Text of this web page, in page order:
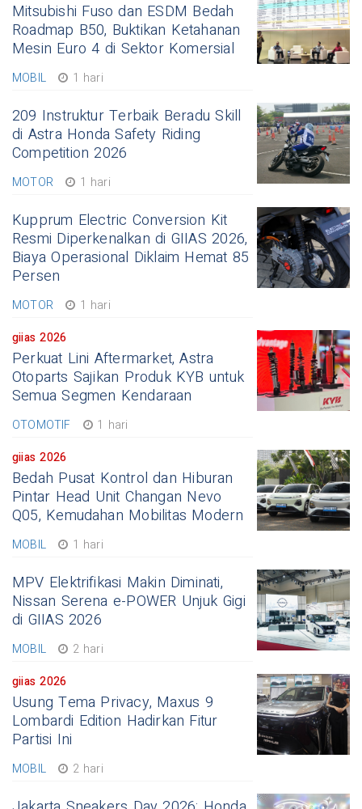
Mitsubishi Fuso dan ESDM Bedah
Roadmap B50, Buktikan Ketahanan
Mesin Euro 4 di Sektor Komersial
MOBIL 1 hari
209 Instruktur Terbaik Beradu Skill
di Astra Honda Safety Riding
Competition 2026
MOTOR 1 hari
Kupprum Electric Conversion Kit
Resmi Diperkenalkan di GIIAS 2026,
Biaya Operasional Diklaim Hemat 85
Persen
MOTOR
1 hari
giias 2026
Perkuat Lini Aftermarket, Astra
Otoparts Sajikan Produk KYB untuk
Semua Segmen Kendaraan
OTOMOTIF
1 hari
giias 2026
Bedah Pusat Kontrol dan Hiburan
Pintar Head Unit Changan Nevo
Q05, Kemudahan Mobilitas Modern
MOBIL 1 hari
MPV Elektrifikasi Makin Diminati,
Nissan Serena e-POWER Unjuk Gigi
di GIIAS 2026
MOBIL
2 hari
giias 2026
Usung Tema Privacy, Maxus 9
Lombardi Edition Hadirkan Fitur
Partisi Ini
MOBIL 2 hari